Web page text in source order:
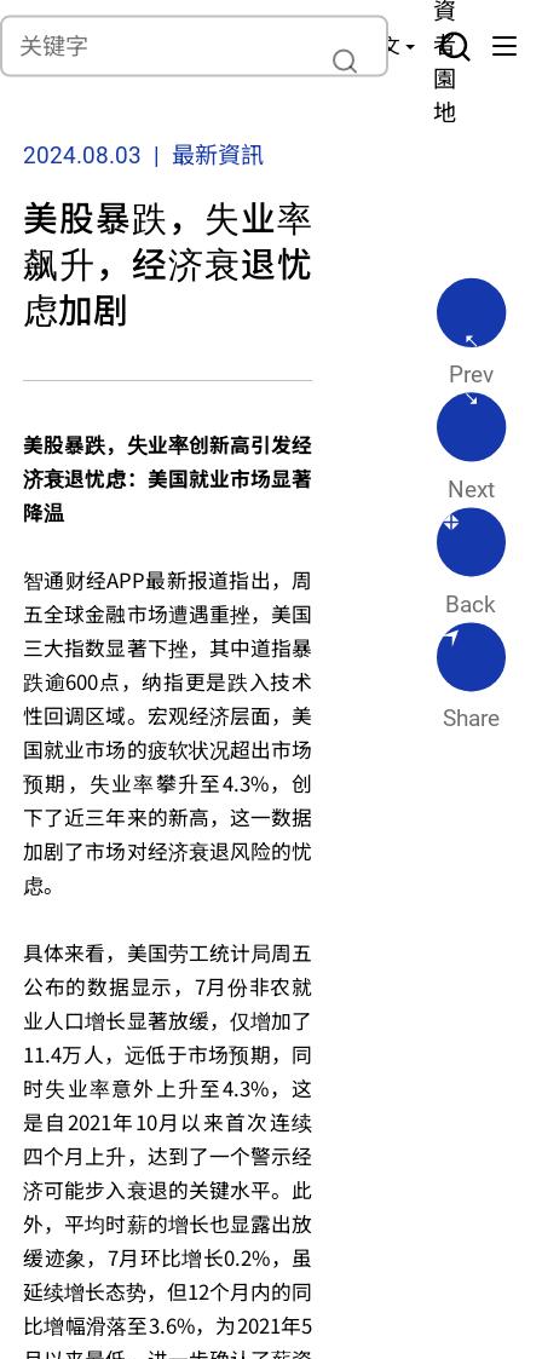
聯繫我們 中文
貨
產
理
險
資
者
園
地
2024.08.03 | 最新資訊
美股暴跌，失业率
飙升，经济衰退忧
虑加剧
美股暴跌，失业率创新高引发经
济衰退忧虑：美国就业市场显著
降温
智通财经APP最新报道指出，周
五全球金融市场遭遇重挫，美国
三大指数显著下挫，其中道指暴
跌逾600点，纳指更是跌入技术
性回调区域。宏观经济层面，美
国就业市场的疲软状况超出市场
预期，失业率攀升至4.3%，创
下了近三年来的新高，这一数据
加剧了市场对经济衰退风险的忧
虑。
具体来看，美国劳工统计局周五
公布的数据显示，7月份非农就
业人口增长显著放缓，仅增加了
11.4万人，远低于市场预期，同
时失业率意外上升至4.3%，这
是自2021年10月以来首次连续
四个月上升，达到了一个警示经
济可能步入衰退的关键水平。此
外，平均时薪的增长也显露出放
缓迹象，7月环比增长0.2%，虽
延续增长态势，但12个月内的同
比增幅滑落至3.6%，为2021年5
Prev
Next
Back
Share